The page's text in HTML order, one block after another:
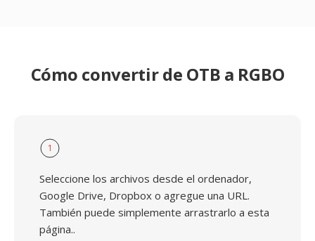
Cómo convertir de OTB a RGBO
1
Seleccione los archivos desde el ordenador,
Google Drive, Dropbox o agregue una URL.
También puede simplemente arrastrarlo a esta
página..